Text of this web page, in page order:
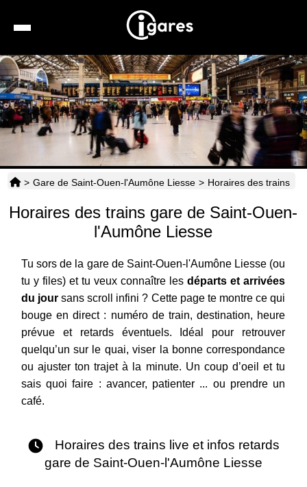
Recherche
Location de voiture
Hôtels
Horaires
> Gare de Saint-Ouen-l'Aumône Liesse > Horaires des trains
Horaires des trains gare de Saint-Ouen-
l'Aumône Liesse
Tu sors de la gare de Saint-Ouen-l'Aumône Liesse (ou
tu y files) et tu veux connaître lesdéparts et arrivées
du joursans scroll infini ? Cette page te montre ce qui
bouge en direct : numéro de train, destination, heure
prévue et retards éventuels. Idéal pour retrouver
quelqu’un sur le quai, viser la bonne correspondance
ou ajuster ton trajet à la minute. Un coup d’oeil et tu
sais quoi faire : avancer, patienter ... ou prendre un
café.
Horaires des trains live et infos retards
gare de Saint-Ouen-l'Aumône Liesse